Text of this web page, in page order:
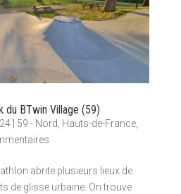
du BTwin Village (59)
| 59 - Nord, Hauts-de-France,
abrite plusieurs lieux de
de glisse urbaine. On trouve